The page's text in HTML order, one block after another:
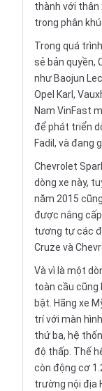
thành với thân
trong phân
Trong quá
sẻ bản quyền,
như Baojun
Opel Karl,
Nam VinFast
để phát triển
Fadil, và đang
Chevrolet
dòng xe này,
năm 2015
được nâng
tương tự các
Cruze và
Và vì là một
toàn cầu cũng
bật. Hãng xe
trí với màn
thứ ba, hệ
độ thấp. Thế
còn động cơ
trường nội địa